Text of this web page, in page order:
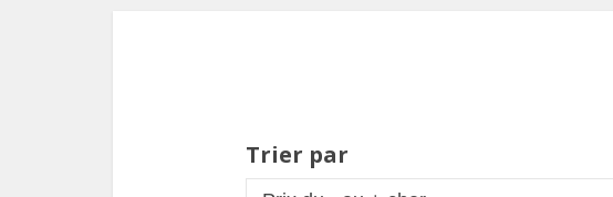
Trier par